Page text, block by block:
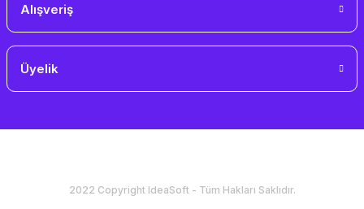
Alışveriş
Üyelik
2022 Copyright IdeaSoft - Tüm Hakları Saklıdır.